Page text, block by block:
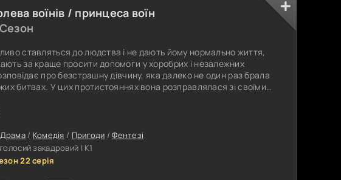
воїнів / принцеса воїн
ставляться до людства і не дають йому нормально життя,
за краще просити допомоги у хоробрих і незалежних
про безстрашну дівчину, яка далеко не один раз брала
битвах. У цих протистояннях вона розправлялася зі своїми
через що багато хто залишався без майна. Однак у
життя дівчина вирішила відмовитися від
Драма/ Комедія / Пригоди /Фентезі
закадровий | К1
22 серія